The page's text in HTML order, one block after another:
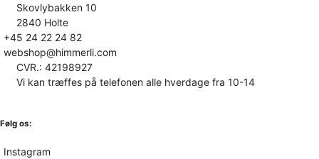
Skovlybakken 10
2840 Holte
+45 24 22 24 82
webshop@himmerli.com
CVR.: 42198927
Vi kan træffes på telefonen alle hverdage fra 10-14
Følg os:
Instagram